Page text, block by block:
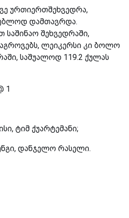
ურთიერთშეხვედრა,
დამთავრდა.
შეხვედრაში,
ლეიკერსი კი ბოლო
საშუალოდ 119.2 ქულას
1
ტიმ ქუარტემანი;
დანჯელო რასელი.